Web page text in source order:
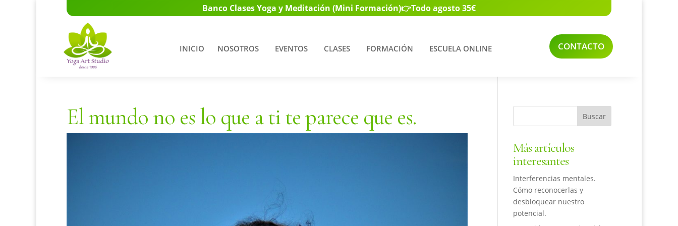
Banco Clases Yoga y Meditación (Mini Formación)👉Todo agosto 35€
INICIO NOSOTROS EVENTOS CLASES FORMACIÓN ESCUELA ONLINE CONTACTO
El mundo no es lo que a ti te parece que es.
Más artículos
interesantes
Interferencias mentales.
Cómo reconocerlas y
desbloquear nuestro
potencial.